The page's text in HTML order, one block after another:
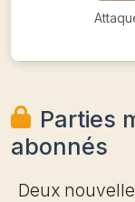
Parties
abonnés
Deux